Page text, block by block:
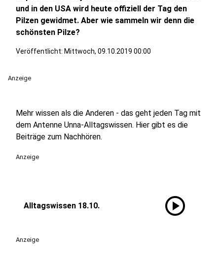
und in den USA wird heute offiziell der Tag den
Pilzen gewidmet. Aber wie sammeln wir denn die
schönsten Pilze?
Veröffentlicht: Mittwoch, 09.10.2019 00:00
Anzeige
Mehr wissen als die Anderen - das geht jeden Tag mit
dem Antenne Unna-Alltagswissen. Hier gibt es die
Beiträge zum Nachhören.
Anzeige
Alltagswissen 18.10. play_circle
Anzeige